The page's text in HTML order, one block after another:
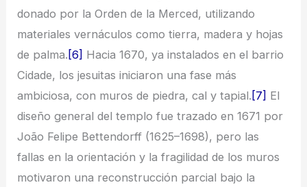
donado por la Orden de la Merced, utilizando
materiales vernáculos como tierra, madera y hojas
de palma. [6] Hacia 1670, ya instalados en el barrio
Cidade, los jesuitas iniciaron una fase más
ambiciosa, con muros de piedra, cal y tapial. [7] El
diseño general del templo fue trazado en 1671 por
João Felipe Bettendorff (1625–1698), pero las
fallas en la orientación y la fragilidad de los muros
motivaron una reconstrucción parcial bajo la